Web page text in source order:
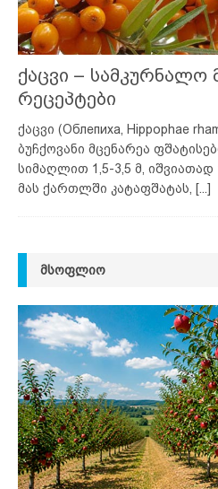
ქაცვი – სამკურნალო
რეცეპტები
ქაცვი (Облепиха, Hippophae
ბუჩქოვანი მცენარეა
სიმაღლით 1,5-3,5 მ, იშვიათად
მას ქართლში კატაფშატას,
[...]
ᲛᲡᲝᲤᲚᲘᲝ